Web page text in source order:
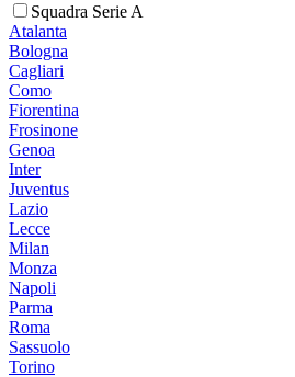
Squadra Serie A
Atalanta
Bologna
Cagliari
Como
Fiorentina
Frosinone
Genoa
Inter
Juventus
Lazio
Lecce
Milan
Monza
Napoli
Parma
Roma
Sassuolo
Torino